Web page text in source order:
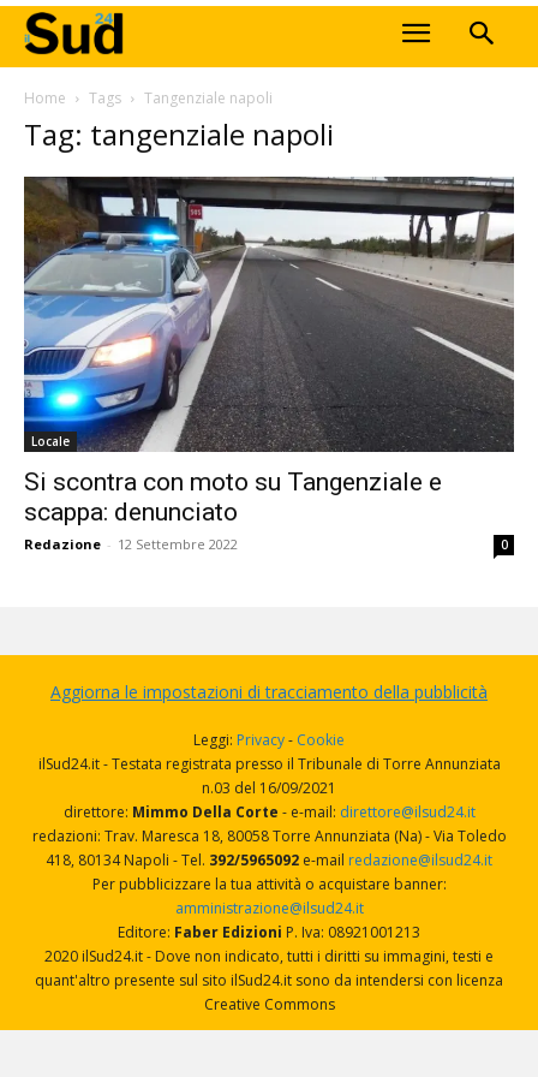
Home Tags Tangenziale napoli
Tag: tangenziale napoli
Locale
Si scontra con moto su Tangenziale e
scappa: denunciato
Redazione - 12 Settembre 2022 0
Aggiorna le impostazioni di tracciamento della pubblicità
Leggi: Privacy- Cookie
ilSud24.it - Testata registrata presso il Tribunale di Torre Annunziata
n.03 del 16/09/2021
direttore: Mimmo Della Corte - e-mail: direttore@ilsud24.it
redazioni: Trav. Maresca 18, 80058 Torre Annunziata (Na) - Via Toledo
418, 80134 Napoli - Tel. 392/5965092 e-mail redazione@ilsud24.it
Per pubblicizzare la tua attività o acquistare banner:
amministrazione@ilsud24.it
Editore: Faber Edizioni P. Iva: 08921001213
2020 ilSud24.it - Dove non indicato, tutti i diritti su immagini, testi e
quant'altro presente sul sito ilSud24.it sono da intendersi con licenza
Creative Commons